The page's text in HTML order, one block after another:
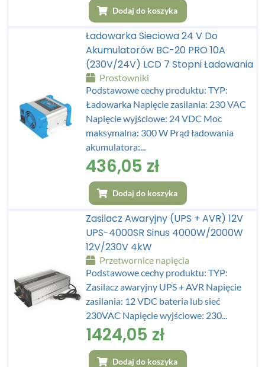
Dodaj do koszyka
Ładowarka Sieciowa 24 V Do
Akumulatorów BC-20 PRO 10A
(230V/24V) LCD 7 Stopni Ładowania
Prostowniki
Podstawowe cechy produktu: TYP:
Ładowarka Napięcie zasilania: 230 VAC
Napięcie wyjściowe: 24 VDC Moc
maksymalna: 300 W Prąd ładowania
akumulatora:...
436,05 zł
Dodaj do koszyka
Zasilacz Awaryjny (UPS + AVR) 12V
UPS-4000SR Sinus 4000W/2000W
12V/230V 4kW
Przetwornice napięcia
Podstawowe cechy produktu: TYP:
Zasilacz awaryjny UPS + AVR Napięcie
zasilania: 12 VDC bateria lub sieć
230VAC Napięcie wyjściowe: 230...
1424,05 zł
Dodaj do koszyka